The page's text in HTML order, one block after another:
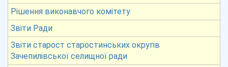
Рішення виконавчого комітету
Звіти Ради
Звіти старост старостинських округів
Зачепилівської селищної ради